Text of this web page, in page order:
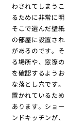
わされてしまう
るために非常に
そこで選んだ壁
の部屋に設置さ
があるのです。
る場所や、窓際
を確認するよう
な落とし穴です
置かれているた
あります。ショ
ンドキッチンが